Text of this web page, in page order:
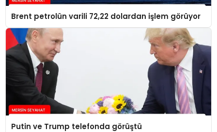
Brent petrolün varili 72,22 dolardan işlem görüyor
Putin ve Trump telefonda görüştü